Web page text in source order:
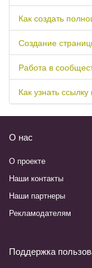
Как создать
Создание
Работа в
Как узнать
О нас
О проекте
Наши контакты
Наши партнеры
Рекламодателям
Поддержка